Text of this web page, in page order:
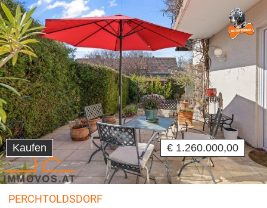
Kaufen € 1.260.000,00
PERCHTOLDSDORF